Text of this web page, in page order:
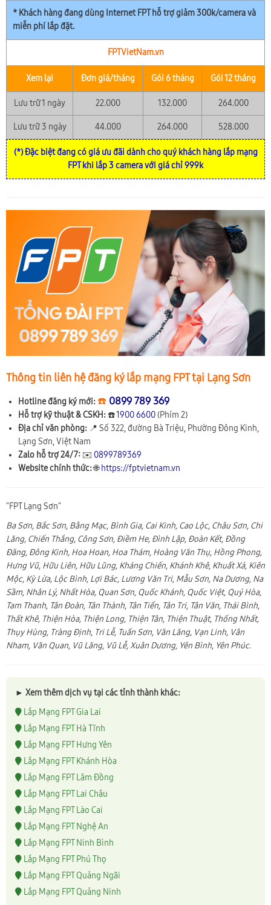
* Khách hàng đang dùng Internet FPT hỗ trợ giảm 300k/camera và
miễn phí lắp đặt.
FPTVietNam.vn
Xem lại Đơn giá/tháng Gói 6 tháng Gói 12 tháng
Lưu trữ 1 ngày 22.000 132.000 264.000
Lưu trữ 3 ngày 44.000 264.000 528.000
(*) Đặc biệt đang có giá ưu đãi dành cho quý khách hàng lắp mạng
FPT khi lắp 3 camera với giá chỉ 999k
Thông tin liên hệ đăng ký lắp mạng FPT tại Lạng Sơn
Hotline đăng ký mới: ☎️ 0899 789 369
Hỗ trợ kỹ thuật & CSKH: ☎️1900 6600 (Phím 2)
Địa chỉ văn phòng: 📍 Số 322, đường Bà Triệu, Phường Đông Kinh,
Lạng Sơn, Việt Nam
Zalo hỗ trợ 24/7: ✉️ 0899789369
Website chính thức:🌐 https://fptvietnam.vn
"FPT Lạng Sơn"
Ba Sơn, Bắc Sơn, Bằng Mạc, Bình Gia, Cai Kinh, Cao Lộc, Châu Sơn, Chi
Lăng, Chiến Thắng, Công Sơn, Điềm He, Đình Lập, Đoàn Kết, Đồng
Đăng, Đông Kinh, Hoa Hoan, Hoa Thám, Hoàng Văn Thụ, Hồng Phong,
Hưng Vũ, Hữu Liên, Hữu Lũng, Kháng Chiến, Khánh Khê, Khuất Xá, Kiên
Mộc, Kỳ Lừa, Lộc Bình, Lợi Bác, Lương Văn Tri, Mẫu Sơn, Na Dương, Na
Sầm, Nhân Lý, Nhất Hòa, Quan Sơn, Quốc Khánh, Quốc Việt, Quý Hòa,
Tam Thanh, Tân Đoàn, Tân Thành, Tân Tiến, Tân Tri, Tân Văn, Thái Bình,
Thất Khê, Thiện Hòa, Thiện Long, Thiện Tân, Thiện Thuật, Thống Nhất,
Thụy Hùng, Tràng Định, Tri Lễ, Tuấn Sơn, Văn Lăng, Vạn Linh, Vân
Nham, Văn Quan, Vũ Lăng, Vũ Lễ, Xuân Dương, Yên Bình, Yên Phúc.
► Xem thêm dịch vụ tại các tỉnh thành khác:
Lắp Mạng FPT Gia Lai
Lắp Mạng FPT Hà Tĩnh
Lắp Mạng FPT Hưng Yên
Lắp Mạng FPT Khánh Hòa
Lắp Mạng FPT Lâm Đồng
Lắp Mạng FPT Lai Châu
Lắp Mạng FPT Lào Cai
Lắp Mạng FPT Nghệ An
Lắp Mạng FPT Ninh Bình
Lắp Mạng FPT Phú Thọ
Lắp Mạng FPT Quảng Ngãi
Lắp Mạng FPT Quảng Ninh